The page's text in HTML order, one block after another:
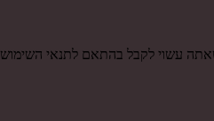
עשוי לקבל בהתאם לתנאי השימוש